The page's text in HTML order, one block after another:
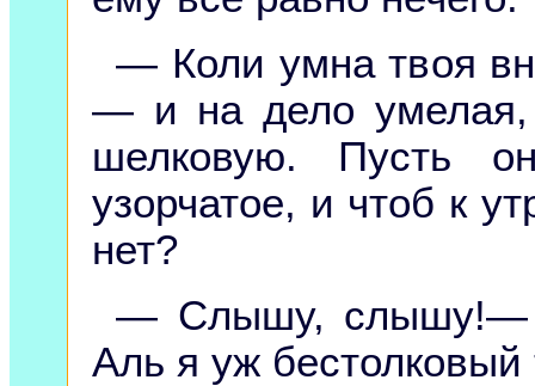
— Коли умна твоя
— и на дело умелая,
шелковую. Пусть
узорчатое, и чтоб к
нет?
— Слышу, слышу!—
Аль я уж бестолковый